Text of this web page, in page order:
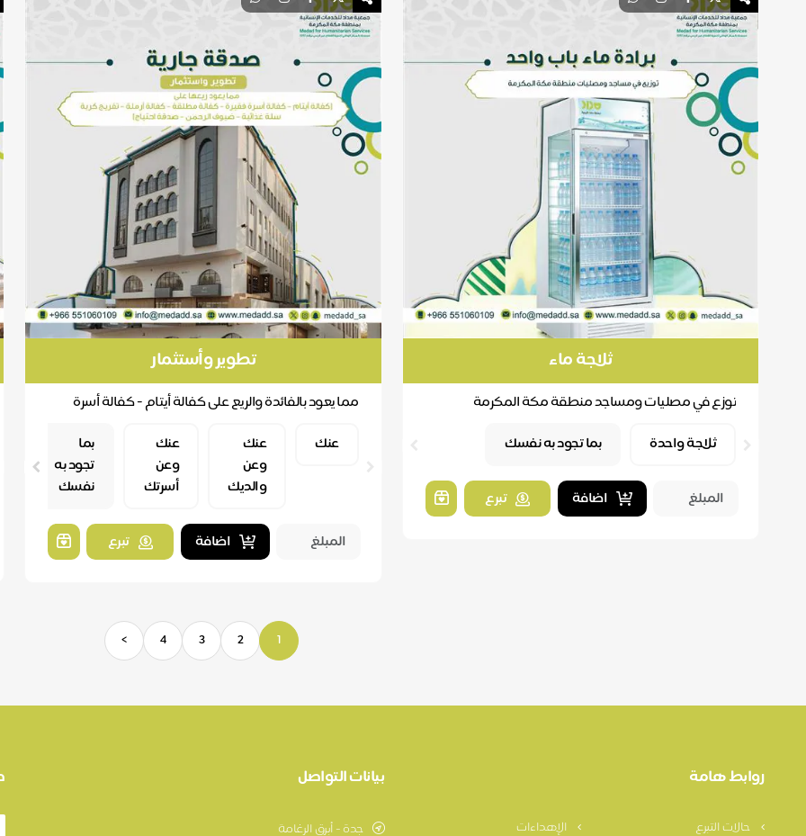
ثلاجة ماء
توزع في مصليات ومساجد منطقة مكة المكرمة
ثلاجة واحدة
بما تجود به نفسك
اضافة تبرع
تطوير وأستثمار
مما يعود بالفائدة والريع على كفالة أيتام - كفالة أسرة
عنك
عنك
وعن
والديك
عنك
وعن
أسرتك
بما
تجود به
نفسك
اضافة تبرع
1
2
3
4
>
روابط هامة
حالات التبرع الإهداءات
بيانات التواصل
جدة - أبرق الرغامة